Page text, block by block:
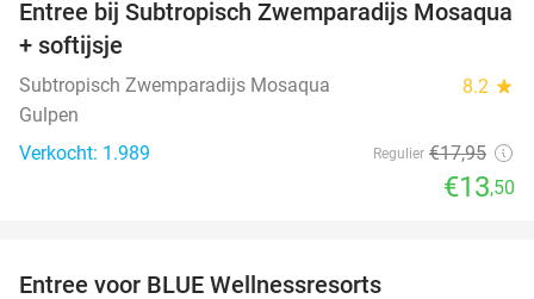
25%
Entree bij Subtropisch Zwemparadijs Mosaqua
+ softijsje
Subtropisch Zwemparadijs Mosaqua 8.2 star
Gulpen
Verkocht: 1.989
Regulier €17,95
€13,50
Entree voor BLUE Wellnessresorts